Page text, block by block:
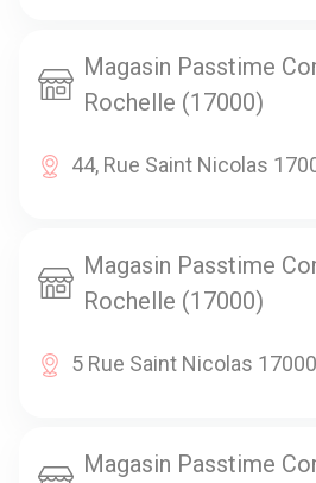
Magasin Passtime
Rochelle (17000)
44, Rue Saint Nicolas
Magasin Passtime
Rochelle (17000)
5 Rue Saint Nicolas
Magasin Passtime